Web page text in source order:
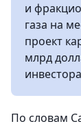
и
газа на
проект
млрд
По словам